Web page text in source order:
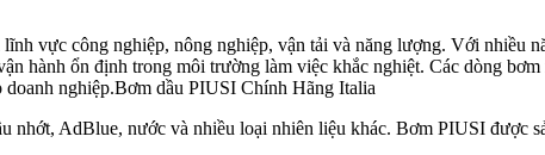
vực công nghiệp, nông nghiệp, vận tải và năng lượng. Với nhiều
hành ổn định trong môi trường làm việc khắc nghiệt. Các dòng
nghiệp.Bơm dầu PIUSI Chính Hãng Italia
nhớt, AdBlue, nước và nhiều loại nhiên liệu khác. Bơm PIUSI được